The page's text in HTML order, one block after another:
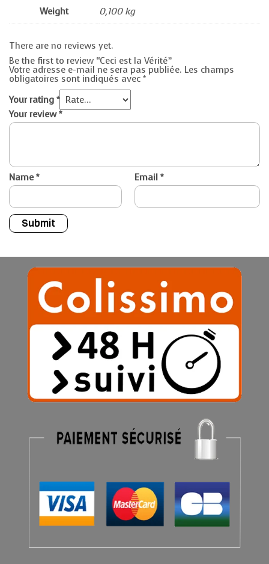
Weight 0,100 kg
There are no reviews yet.
Be the first to review “Ceci est la Vérité”
Votre adresse e-mail ne sera pas publiée. Les champs
obligatoires sont indiqués avec *
Your rating *
Your review*
Name* Email *